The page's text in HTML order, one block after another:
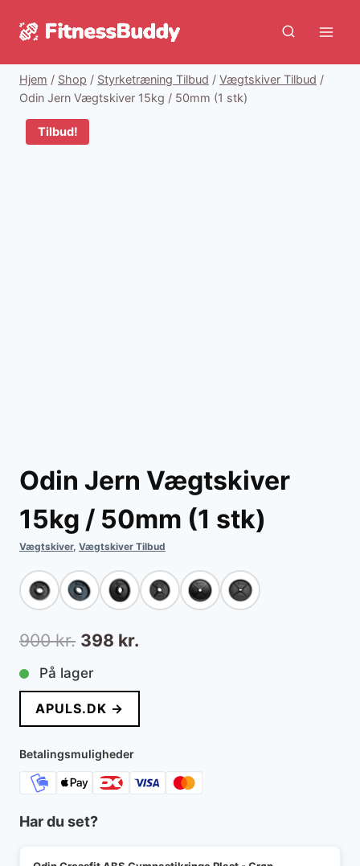
Hjem / Shop / Styrketræning Tilbud / Vægtskiver Tilbud /
Odin Jern Vægtskiver 15kg / 50mm (1 stk)
Tilbud!
Odin Jern Vægtskiver
15kg / 50mm (1 stk)
Vægtskiver, Vægtskiver Tilbud
900kr. Den
oprindelige
pris
var:
900 kr..
398 kr.
pris
er:
På lager
APULS.DK →
Betalingsmuligheder
Har du set?